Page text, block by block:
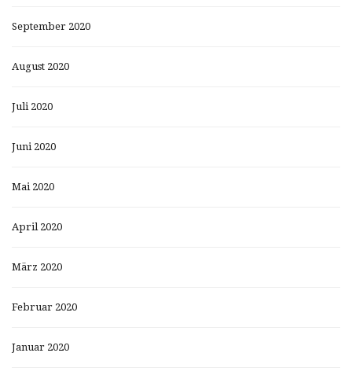
September 2020
August 2020
Juli 2020
Juni 2020
Mai 2020
April 2020
März 2020
Februar 2020
Januar 2020